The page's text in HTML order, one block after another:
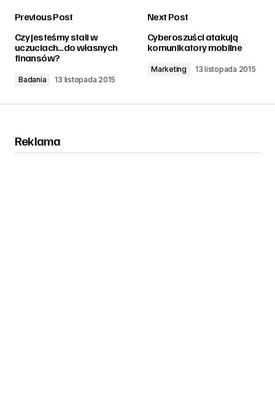
Previous Post
Czy jesteśmy stali w
uczuciach…do własnych
finansów?
Badania 13 listopada 2015
Next Post
Cyberoszuści atakują
komunikatory mobilne
Marketing 13 listopada 2015
Reklama